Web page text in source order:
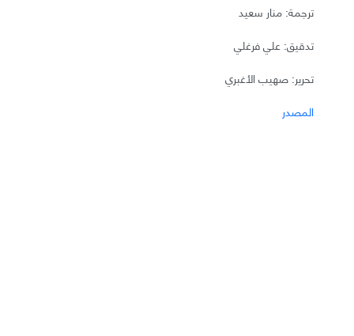
ترجمة: منار سعيد
تدقيق: علي فرغلي
تحرير: صهيب الأغبري
المصدر